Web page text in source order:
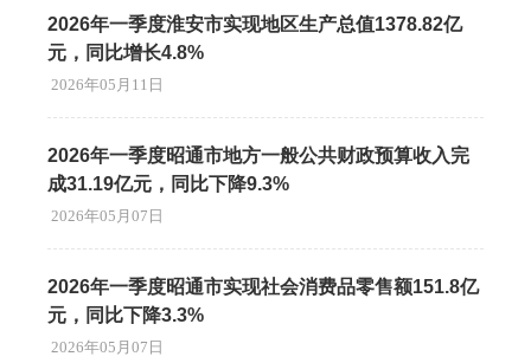
2026年一季度淮安市实现地区生产总值1378.82亿
元，同比增长4.8%
2026年05月11日
2026年一季度昭通市地方一般公共财政预算收入完
成31.19亿元，同比下降9.3%
2026年05月07日
2026年一季度昭通市实现社会消费品零售额151.8亿
元，同比下降3.3%
2026年05月07日